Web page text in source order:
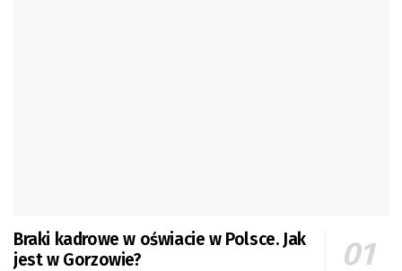
Braki kadrowe w oświacie w Polsce. Jak
jest w Gorzowie?